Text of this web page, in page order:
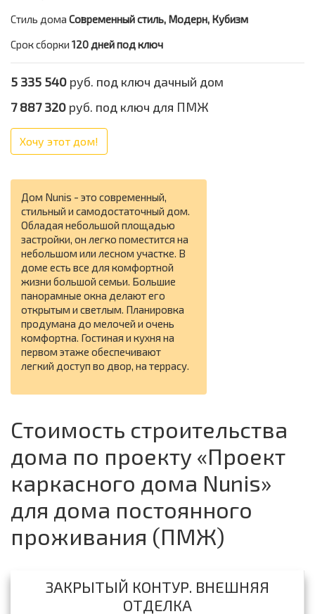
Стиль дома Современный стиль, Модерн, Кубизм
Срок сборки 120 дней под ключ
5 335 540 руб. под ключ дачный дом
7 887 320 руб. под ключ для ПМЖ
Хочу этот дом!
Дом Nunis - это современный,
стильный и самодостаточный дом.
Обладая небольшой площадью
застройки, он легко поместится на
небольшом или лесном участке. В
доме есть все для комфортной
жизни большой семьи. Большие
панорамные окна делают его
открытым и светлым. Планировка
продумана до мелочей и очень
комфортна. Гостиная и кухня на
первом этаже обеспечивают
легкий доступ во двор, на террасу.
Стоимость строительства
дома по проекту «Проект
каркасного дома Nunis»
для дома постоянного
проживания (ПМЖ)
ЗАКРЫТЫЙ КОНТУР. ВНЕШНЯЯ
ОТДЕЛКА